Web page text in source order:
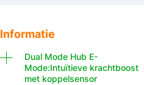
Informatie
Dual Mode Hub E-
Mode:Intuïtieve krachtboost
met koppelsensor